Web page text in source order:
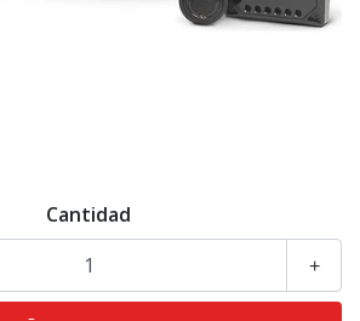
Cantidad
+